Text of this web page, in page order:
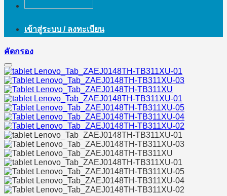
เข้าสู่ระบบ / ลงทะเบียน
คัดกรอง